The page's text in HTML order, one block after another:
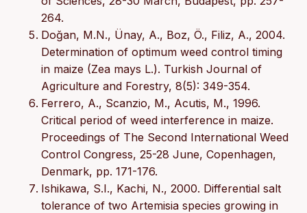
264.
Doğan, M.N., Ünay, A., Boz, Ö., Filiz, A., 2004.
Determination of optimum weed control timing
in maize (Zea mays L.). Turkish Journal of
Agriculture and Forestry, 8(5): 349-354.
Ferrero, A., Scanzio, M., Acutis, M., 1996.
Critical period of weed interference in maize.
Proceedings of The Second International Weed
Control Congress, 25-28 June, Copenhagen,
Denmark, pp. 171-176.
Ishikawa, S.I., Kachi, N., 2000. Differential salt
tolerance of two Artemisia species growing in